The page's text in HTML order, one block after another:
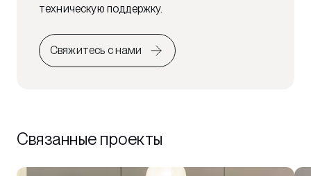
техническую поддержку.
Свяжитесь с нами
Связанные проекты